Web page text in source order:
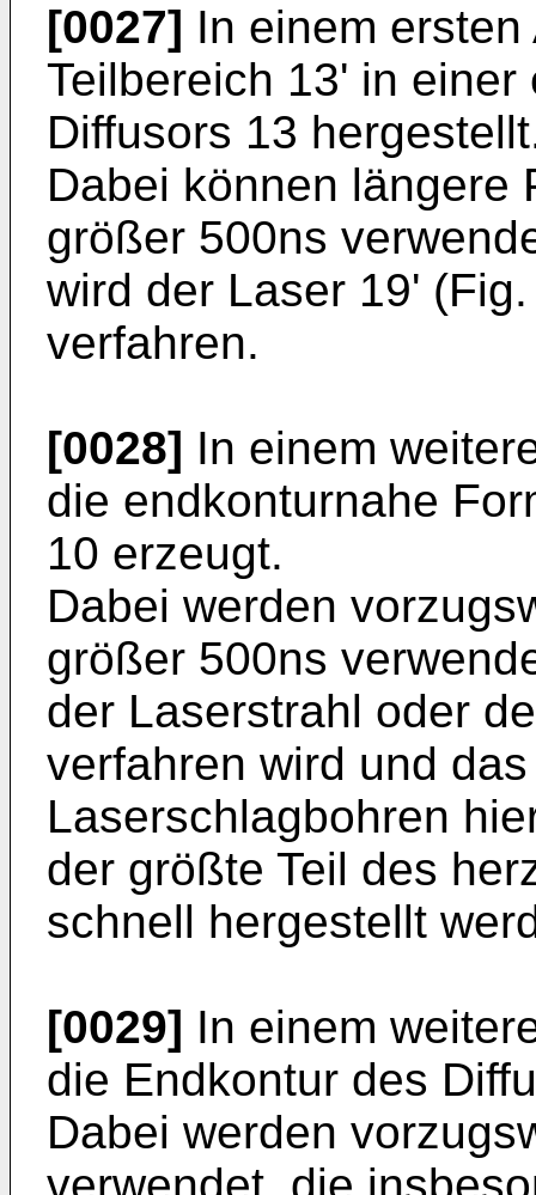
[0027] In einem
Teilbereich 13' in
Diffusors 13
Dabei können längere
größer 500ns
wird der Laser 19'
verfahren.
[0028] In einem
die endkonturnahe
10 erzeugt.
Dabei werden
größer 500ns
der Laserstrahl oder
verfahren wird und
Laserschlagbohren
der größte Teil des
schnell hergestellt
[0029] In einem
die Endkontur des
Dabei werden